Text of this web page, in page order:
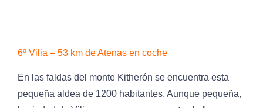
6º Vilia – 53 km de Atenas en coche
En las faldas del monte Kitherón se encuentra esta
pequeña aldea de 1200 habitantes. Aunque pequeña,